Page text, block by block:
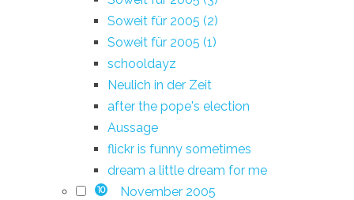
Soweit für 2005 (2)
Soweit für 2005 (1)
schooldayz
Neulich in der Zeit
after the pope's election
Aussage
flickr is funny sometimes
dream a little dream for me
10 November 2005